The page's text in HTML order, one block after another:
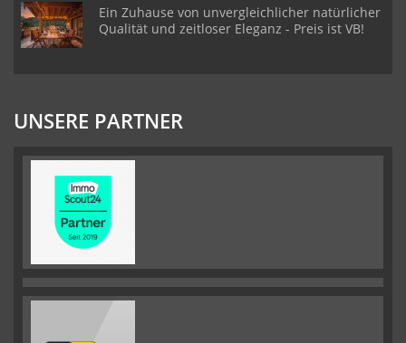
Ein Zuhause von unvergleichlicher natürlicher
Qualität und zeitloser Eleganz - Preis ist VB!
UNSERE PARTNER